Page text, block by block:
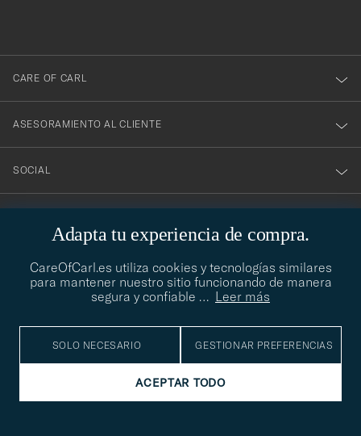
Adapta tu experiencia de compra.
CareOfCarl.es utiliza cookies y tecnologías similares
para mantener nuestro sitio funcionando de manera
segura y confiable … Leer más
SOLO NECESARIO GESTIONAR PREFERENCIAS
ACEPTAR TODO
boletín!
CARE OF CARL
ASESORAMIENTO AL CLIENTE
SOCIAL
ASESORAMIENTO DE ESTILO
estamos encantados de hacerlo